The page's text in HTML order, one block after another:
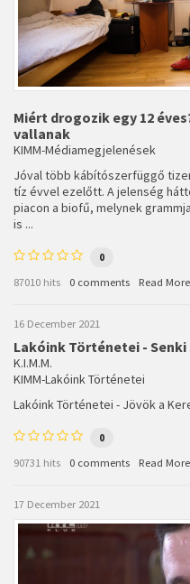
Miért drogozik egy 12
vallanak
KIMM-Médiamegjelenések
Jóval több kábítószerfüggő
tíz évvel ezelőtt. A jelenség
piacon a biofű, melynek
is ...
0
87010 hits 0 comments Read More
16 December 2021
Lakóink Történetei -
K.I.M.M.
KIMM-Lakóink Történetei
Lakóink Történetei - Jövök a
0
90731 hits 0 comments Read More
17 December 2021